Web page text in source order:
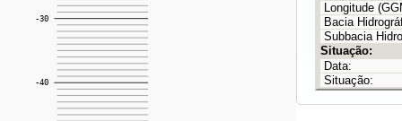
Longitude
Bacia
Subbacia
Situação:
Data:
Situação: